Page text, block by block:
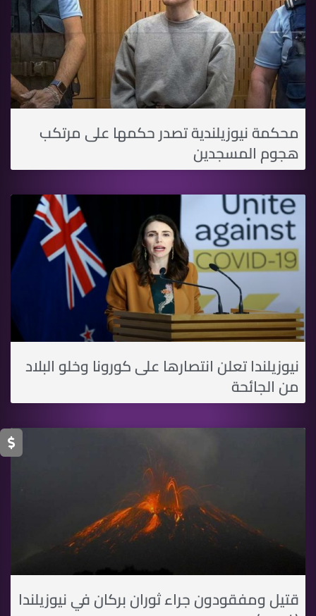
محكمة نيوزيلندية تصدر حكمها على مرتكب
هجوم المسجدين
نيوزيلندا تعلن انتصارها على كورونا وخلو البلاد
من الجائحة
قتيل ومفقودون جراء ثوران بركان في نيوزيلندا